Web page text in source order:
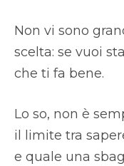
Non vi sono
scelta: se vuoi
che ti fa bene.
Lo so, non è
il limite tra
e quale una